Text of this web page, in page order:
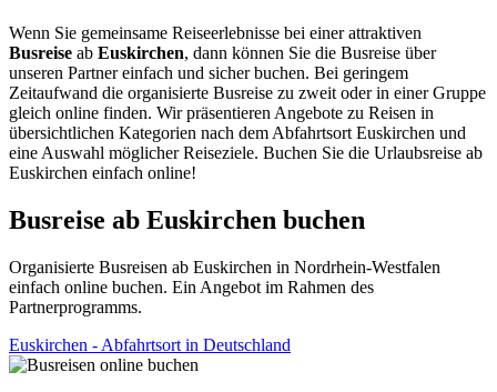
Wenn Sie gemeinsame Reiseerlebnisse bei einer attraktiven
Busreise ab Euskirchen, dann können Sie die Busreise über
unseren Partner einfach und sicher buchen. Bei geringem
Zeitaufwand die organisierte Busreise zu zweit oder in einer Gruppe
gleich online finden. Wir präsentieren Angebote zu Reisen in
übersichtlichen Kategorien nach dem Abfahrtsort Euskirchen und
eine Auswahl möglicher Reiseziele. Buchen Sie die Urlaubsreise ab
Euskirchen einfach online!
Busreise ab Euskirchen buchen
Organisierte Busreisen ab Euskirchen in Nordrhein-Westfalen
einfach online buchen. Ein Angebot im Rahmen des
Partnerprogramms.
Euskirchen - Abfahrtsort in Deutschland